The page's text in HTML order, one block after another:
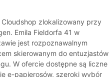
Cloudshop zlokalizowany przy
Emila Fieldorfa 41 w
jest rozpoznawalnym
skierowanym do entuzjastów
W ofercie dostępne są liczne
e-papierosów, szeroki wybór